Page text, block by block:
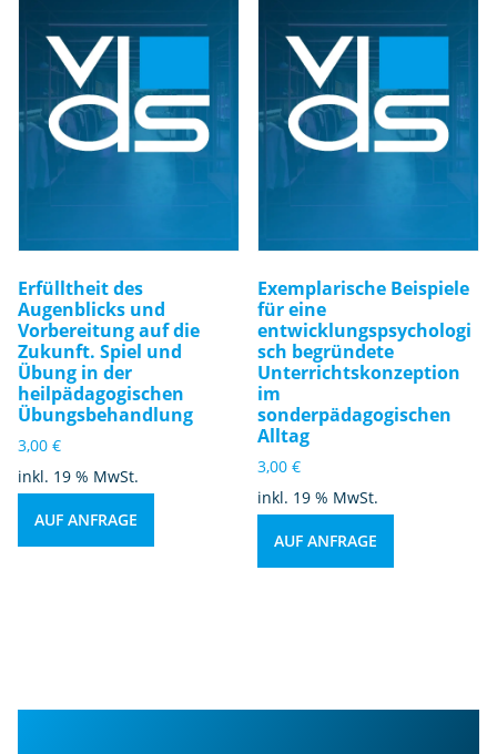
Erfülltheit des
Augenblicks und
Vorbereitung auf die
Zukunft. Spiel und
Übung in der
heilpädagogischen
Übungsbehandlung
3,00 €
inkl. 19 % MwSt.
AUF ANFRAGE
Exemplarische Beispiele
für eine
entwicklungspsychologi
sch begründete
Unterrichtskonzeption
im
sonderpädagogischen
Alltag
3,00€
inkl. 19 % MwSt.
AUF ANFRAGE